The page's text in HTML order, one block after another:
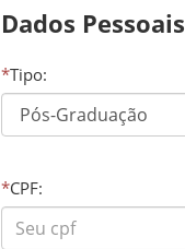
Dados Pessoais
*Tipo:
*CPF: